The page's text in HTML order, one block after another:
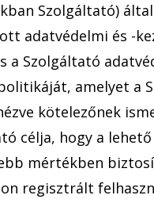
Szolgáltató) által
adatvédelmi és -
a Szolgáltató
amelyet a
kötelezőnek
célja, hogy a lehető
mértékben
regisztrált